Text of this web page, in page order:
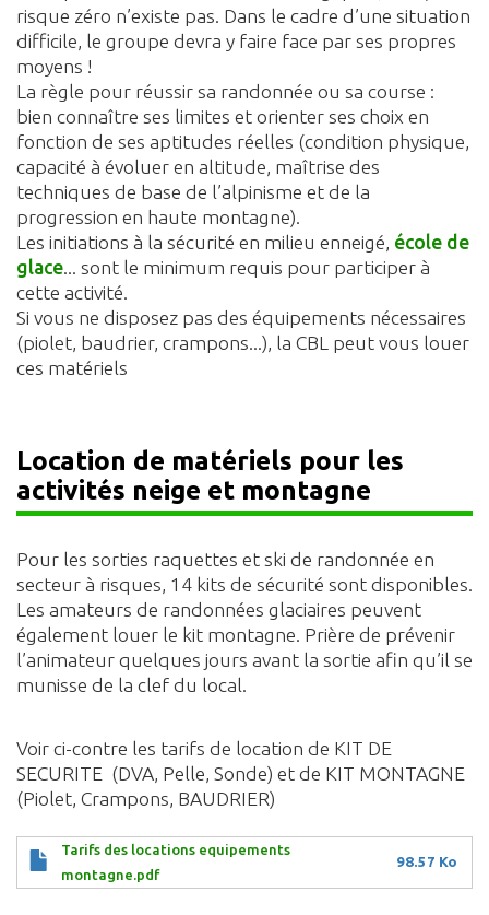
risque zéro n’existe pas. Dans le cadre d’une situation
difficile, le groupe devra y faire face par ses propres
moyens !
La règle pour réussir sa randonnée ou sa course :
bien connaître ses limites et orienter ses choix en
fonction de ses aptitudes réelles (condition physique,
capacité à évoluer en altitude, maîtrise des
techniques de base de l’alpinisme et de la
progression en haute montagne).
Les initiations à la sécurité en milieu enneigé, école de
glace... sont le minimum requis pour participer à
cette activité.
Si vous ne disposez pas des équipements nécessaires
(piolet, baudrier, crampons...), la CBL peut vous louer
ces matériels
Location de matériels pour les
activités neige et montagne
Pour les sorties raquettes et ski de randonnée en
secteur à risques, 14 kits de sécurité sont disponibles.
Les amateurs de randonnées glaciaires peuvent
également louer le kit montagne. Prière de prévenir
l’animateur quelques jours avant la sortie afin qu’il se
munisse de la clef du local.
Voir ci-contre les tarifs de location de KIT DE
SECURITE (DVA, Pelle, Sonde) et de KIT MONTAGNE
(Piolet, Crampons, BAUDRIER)
Tarifs des locations equipements
montagne.pdf
98.57 Ko